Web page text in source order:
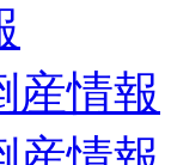
産情報